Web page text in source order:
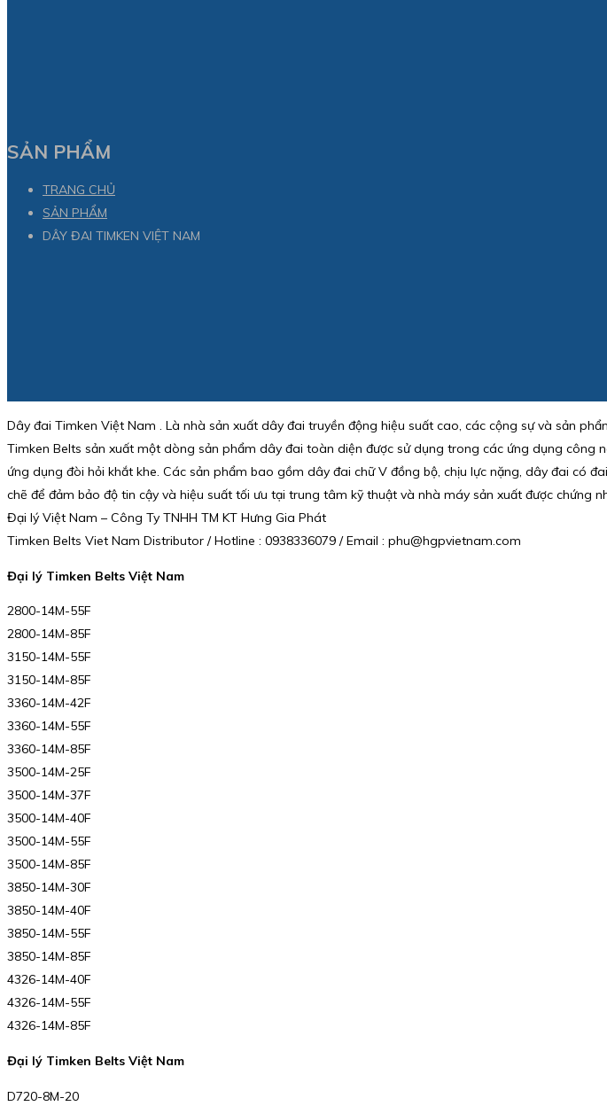
SẢN PHẨM
TRANG CHỦ
SẢN PHẨM
DÂY ĐAI TIMKEN VIỆT NAM
Dây đai Timken Việt Nam . Là nhà sản xuất dây đai truyền động hiệu suất cao, các cộng sự và sản
Timken Belts sản xuất một dòng sản phẩm dây đai toàn diện được sử dụng trong các ứng dụng
ứng dụng đòi hỏi khắt khe. Các sản phẩm bao gồm dây đai chữ V đồng bộ, chịu lực nặng, dây đai có
chẽ để đảm bảo độ tin cậy và hiệu suất tối ưu tại trung tâm kỹ thuật và nhà máy sản xuất được chứng
Đại lý Việt Nam – Công Ty TNHH TM KT Hưng Gia Phát
Timken Belts Viet Nam Distributor / Hotline : 0938336079 / Email : phu@hgpvietnam.com
Đại lý Timken Belts Việt Nam
2800-14M-55F
2800-14M-85F
3150-14M-55F
3150-14M-85F
3360-14M-42F
3360-14M-55F
3360-14M-85F
3500-14M-25F
3500-14M-37F
3500-14M-40F
3500-14M-55F
3500-14M-85F
3850-14M-30F
3850-14M-40F
3850-14M-55F
3850-14M-85F
4326-14M-40F
4326-14M-55F
4326-14M-85F
Đại lý Timken Belts Việt Nam
D720-8M-20